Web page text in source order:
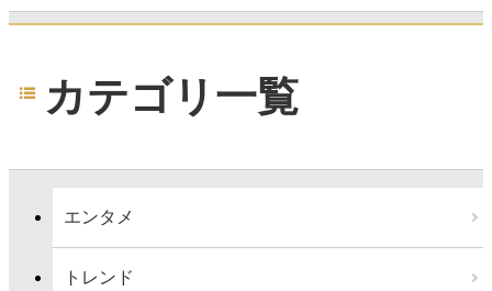
カテゴリ一覧
エンタメ
トレンド